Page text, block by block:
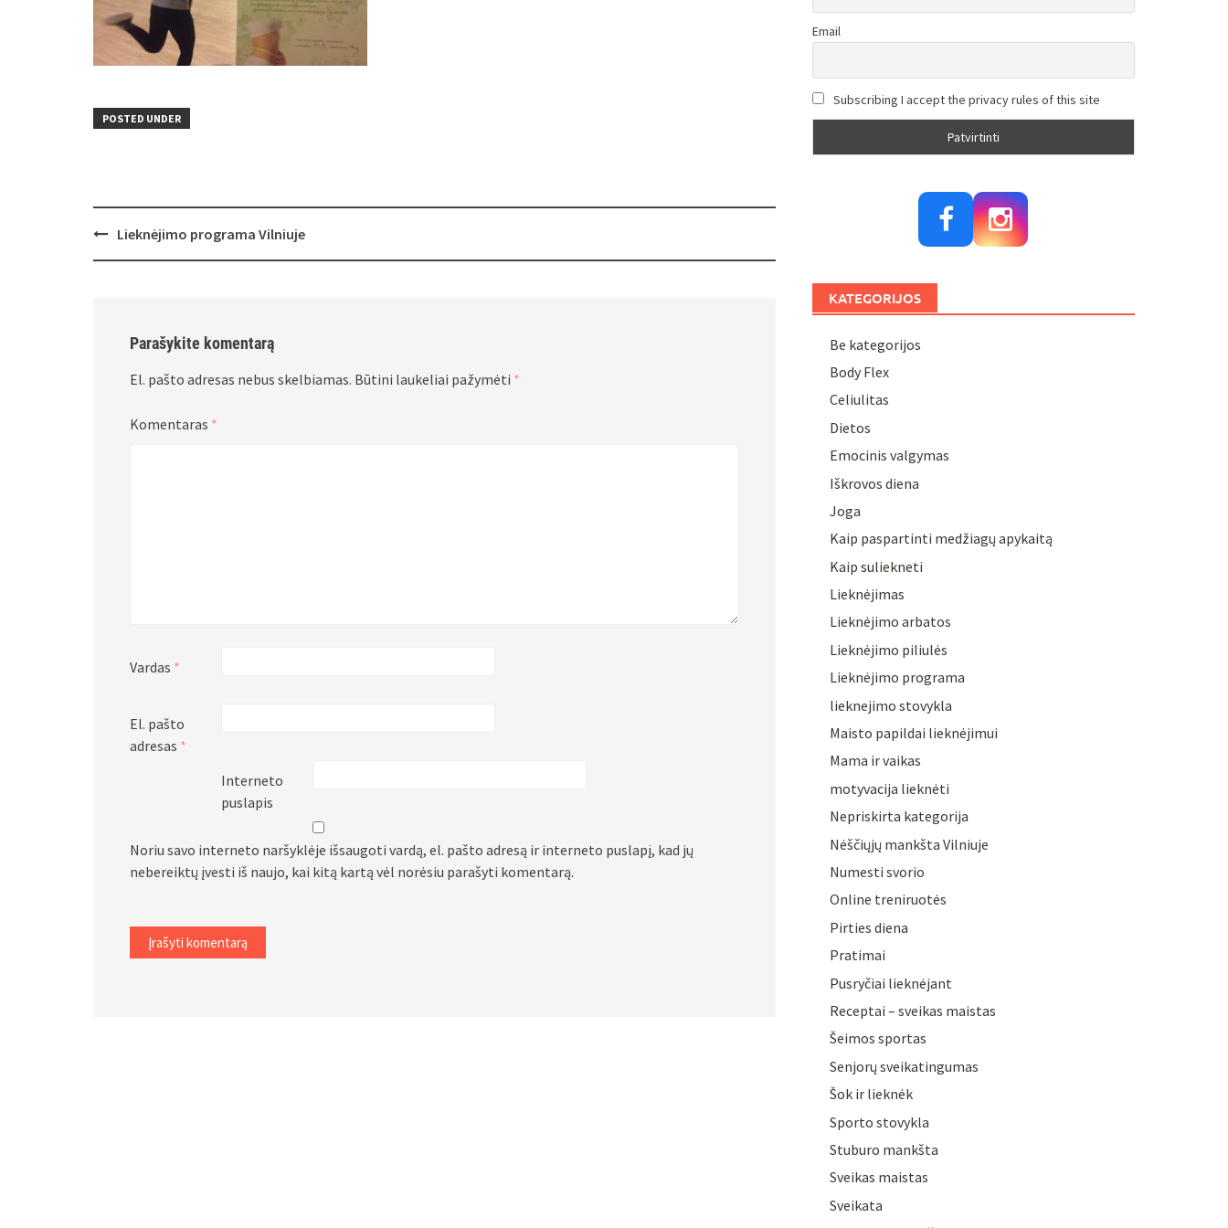
POSTED UNDER
PostLieknėjimo programa Vilniuje
Parašykite komentarą
El. pašto adresas nebus skelbiamas. Būtini laukeliai pažymėti *
Komentaras *
Vardas *
El. pašto
adresas *
Interneto
puslapis
Noriu savo interneto naršyklėje išsaugoti vardą, el. pašto adresą ir interneto puslapį, kad jų
nebereiktų įvesti iš naujo, kai kitą kartą vėl norėsiu parašyti komentarą.
Email
Subscribing I accept the privacy rules of this site
KATEGORIJOS
Be kategorijos
Body Flex
Celiulitas
Dietos
Emocinis valgymas
Iškrovos diena
Joga
Kaip paspartinti medžiagų apykaitą
Kaip suliekneti
Lieknėjimas
Lieknėjimo arbatos
Lieknėjimo piliulės
Lieknėjimo programa
lieknejimo stovykla
Maisto papildai lieknėjimui
Mama ir vaikas
motyvacija lieknėti
Nepriskirta kategorija
Nėščiųjų mankšta Vilniuje
Numesti svorio
Online treniruotės
Pirties diena
Pratimai
Pusryčiai lieknėjant
Receptai – sveikas maistas
Šeimos sportas
Senjorų sveikatingumas
Šok ir lieknėk
Sporto stovykla
Stuburo mankšta
Sveikas maistas
Sveikata